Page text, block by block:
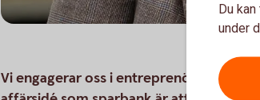
Vi engagerar oss i entreprenörskap,
Du
under